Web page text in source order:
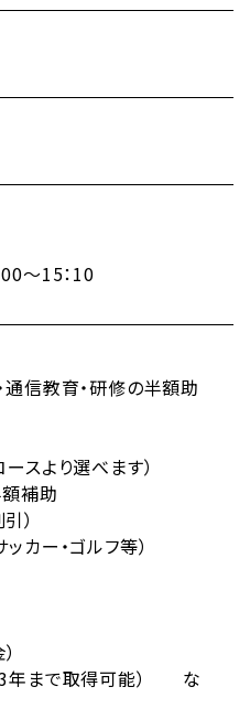
00～15：10
信教育・研修の半額助
スより選べます）
額補助
）
カー・ゴルフ等）
3年まで取得可能） な